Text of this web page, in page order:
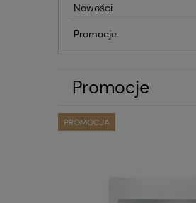
Nowości
Promocje
Promocje
PROMOCJA